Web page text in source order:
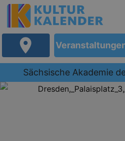
Sächsische Akademie